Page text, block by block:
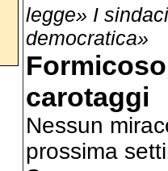
legge» I
democratica»
carotaggi
Nessun
prossima